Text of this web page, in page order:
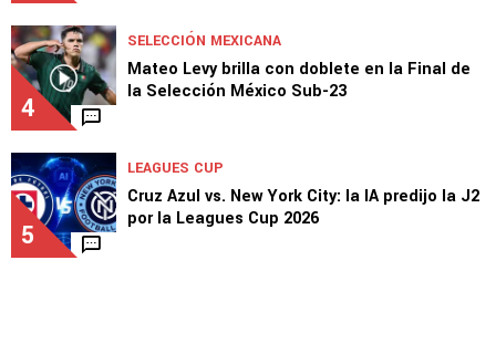
4
SELECCIÓN MEXICANA
Mateo Levy brilla con doblete en la Final de
la Selección México Sub-23
5
LEAGUES CUP
Cruz Azul vs. New York City: la IA predijo la J2
por la Leagues Cup 2026